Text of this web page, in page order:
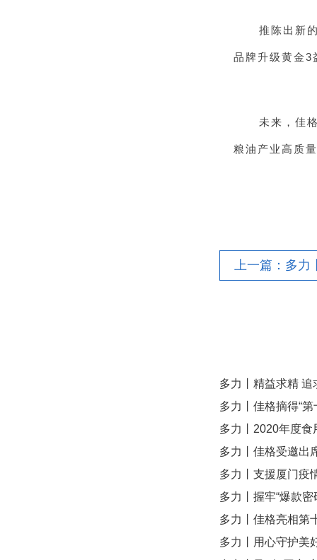
推陈出新
品牌升级黄金3
未来，佳
粮油产业高质
多力丨精益求精
多力丨佳格摘得“
多力丨2020年度食
多力丨佳格受邀出
多力丨支援厦门疫
多力丨握牢“爆款
多力丨佳格亮相第
多力丨用心守护美